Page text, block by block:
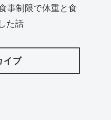
事制限で体重と食
た話
イブ